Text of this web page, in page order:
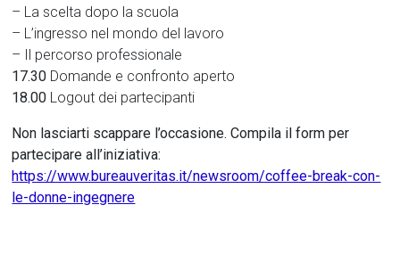
– La scelta dopo la scuola
– L’ingresso nel mondo del lavoro
– Il percorso professionale
17.30 Domande e confronto aperto
18.00 Logout dei partecipanti
Non lasciarti scappare l’occasione. Compila il form per
partecipare all’iniziativa:
https://www.bureauveritas.it/newsroom/coffee-break-con-
le-donne-ingegnere